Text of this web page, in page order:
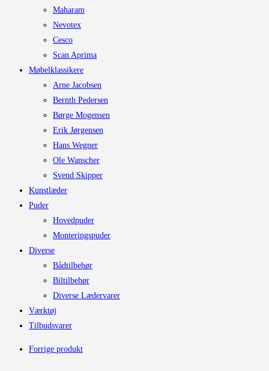
Maharam
Nevotex
Cesco
Scan Aprima
Møbelklassikere
Arne Jacobsen
Bernth Pedersen
Børge Mogensen
Erik Jørgensen
Hans Wegner
Ole Wanscher
Svend Skipper
Kunstlæder
Puder
Hovedpuder
Monteringspuder
Diverse
Bådtilbehør
Biltilbehør
Diverse Lædervarer
Værktøj
Tilbudsvarer
Forrige produkt